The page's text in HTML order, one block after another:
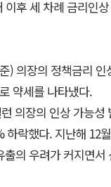
후 세 차례 금리인
) 의장의 정책금리
약세를 나타냈다.
의장의 인상 가능성
락했다. 지난해 12
의 우려가 커지면서